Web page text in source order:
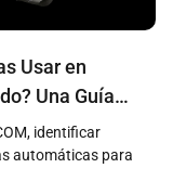
Usar en
Una Guía
identificar
automáticas para